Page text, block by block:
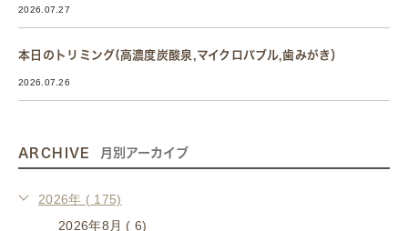
2026.07.27
本日のトリミング(高濃度炭酸泉,マイクロバブル,歯みがき）
2026.07.26
ARCHIVE 月別アーカイブ
2026年 ( 175)
2026年8月 ( 6)